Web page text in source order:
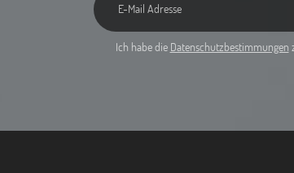
Ich habe die Datenschutzbestimmungen